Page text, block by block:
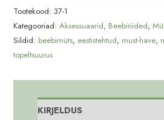
müts
kogus
Tootekood:37-1
Kategooriad:Aksessuaarid, Beebiriided,
Sildid: beebimüts, eestistehtud, must-have,
topeltsuurus
KIRJELDUS